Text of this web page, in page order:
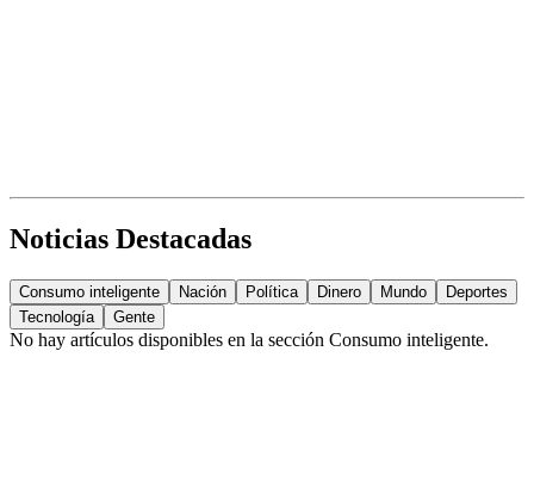
Noticias Destacadas
Consumo inteligente Nación Política Dinero Mundo
Deportes
Tecnología
Gente
No hay artículos disponibles en la sección Consumo inteligente.